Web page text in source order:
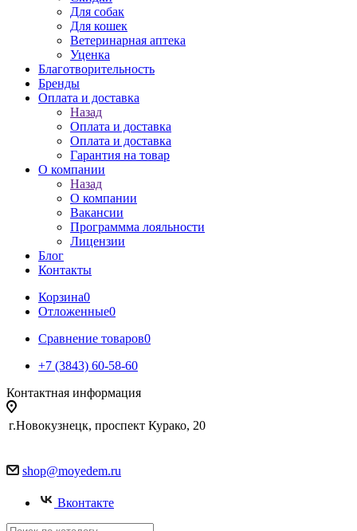
Для собак
Для кошек
Ветеринарная аптека
Уценка
Благотворительность
Бренды
Оплата и доставка
Назад
Оплата и доставка
Оплата и доставка
Гарантия на товар
О компании
Назад
О компании
Вакансии
Программма лояльности
Лицензии
Блог
Контакты
Корзина0
Отложенные0
Сравнение товаров0
+7 (3843) 60-58-60
Контактная информация
г.Новокузнецк, проспект Курако, 20
shop@moyedem.ru
Вконтакте